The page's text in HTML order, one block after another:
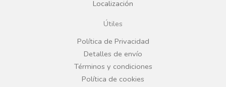
o
o
k
g
r
a
Localización
Útiles
Política de Privacidad
Detalles de envío
Términos y condiciones
Política de cookies